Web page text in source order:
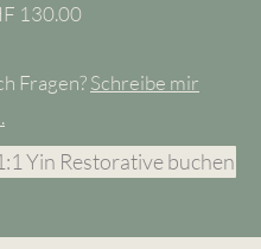
130.00
Fragen?Schreibe mir
Yin Restorative buchen